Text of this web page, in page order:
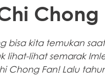
Chong
bisa kita temukan
lihat-lihat semarak
Chong Fan! Lalu